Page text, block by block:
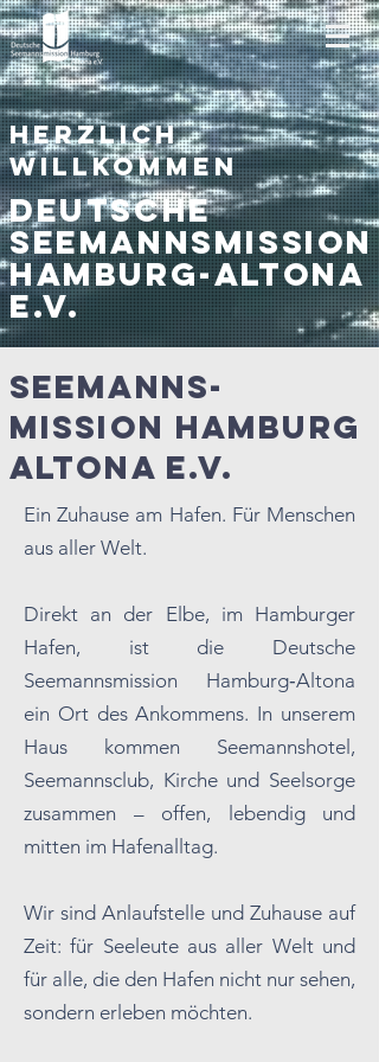
Herzlich
Willkommen
Deutsche
SeemannsMission
Hamburg-altona
E.V.
Seemanns-
mission Hamburg
Altona E.V.
Ein Zuhause am Hafen. Für Menschen
aus aller Welt.
Direkt an der Elbe, im Hamburger
Hafen, ist die Deutsche
Seemannsmission Hamburg‑Altona
ein Ort des Ankommens. In unserem
Haus kommen Seemannshotel,
Seemannsclub, Kirche und Seelsorge
zusammen – offen, lebendig und
mitten im Hafenalltag.
Wir sind Anlaufstelle und Zuhause auf
Zeit: für Seeleute aus aller Welt und
für alle, die den Hafen nicht nur sehen,
sondern erleben möchten.